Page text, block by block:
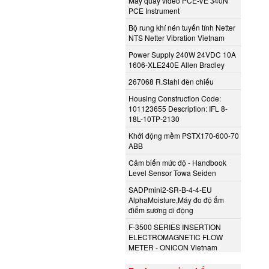
PCE Instrument
Bộ rung khí nén tuyến tính Netter
NTS Netter Vibration Vietnam
Power Supply 240W 24VDC 10A
1606-XLE240E Allen Bradley
267068 R.Stahl đèn chiếu
Housing Construction Code:
101123655 Description: IFL 8-
18L-10TP-2130
Khởi động mềm PSTX170-600-70
ABB
Cảm biến mức độ - Handbook
Level Sensor Towa Seiden
SADPmini2-SR-B-4-4-EU
AlphaMoisture,Máy đo độ ẩm
điểm sương di động
F-3500 SERIES INSERTION
ELECTROMAGNETIC FLOW
METER - ONICON Vietnam